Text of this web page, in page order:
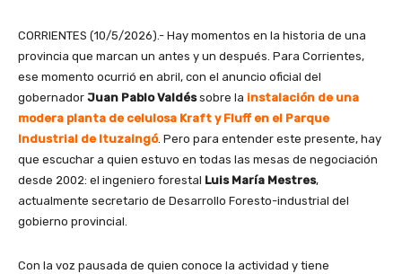
CORRIENTES (10/5/2026).- Hay momentos en la historia de una
provincia que marcan un antes y un después. Para Corrientes,
ese momento ocurrió en abril, con el anuncio oficial del
gobernador Juan Pablo Valdéssobre la instalación de una
modera planta de celulosa Kraft y Fluff en el Parque
Industrial de Ituzaingó. Pero para entender este presente, hay
que escuchar a quien estuvo en todas las mesas de negociación
desde 2002: el ingeniero forestal Luis María Mestres,
actualmente secretario de Desarrollo Foresto-industrial del
gobierno provincial.
Con la voz pausada de quien conoce la actividad y tiene